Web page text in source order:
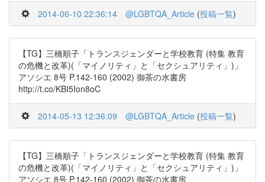
2014-06-10 22:36:14 @LGBTQA_Article (投稿一覧)
【TG】三橋順子「トランスジェンダーと学校教育 (特集 教育
の危機と改革)(「マイノリティ」と「セクシュアリティ」)」
アソシエ 8号 P.142-160 (2002) 御茶の水書房
http://t.co/KBI5Ion8oC
2014-05-13 12:36:09 @LGBTQA_Article (投稿一覧)
【TG】三橋順子「トランスジェンダーと学校教育 (特集 教育
の危機と改革)(「マイノリティ」と「セクシュアリティ」)」
アソシエ 8号 P.142-160 (2002) 御茶の水書房